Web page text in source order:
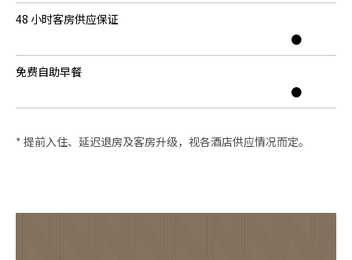
48 小时客房供应保证
●
免费自助早餐
●
* 提前入住、延迟退房及客房升级，视各酒店供应情况而定。